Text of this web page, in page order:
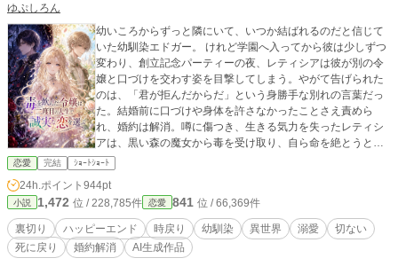
ゆぷしろん
幼いころからずっと隣にいて、いつか結ばれるのだと信じて
いた幼馴染エドガー。 けれど学園へ入ってから彼は少しずつ
変わり、創立記念パーティーの夜、レティシアは彼が別の令
嬢と口づけを交わす姿を目撃してしまう。やがて告げられた
のは、「君が拒んだからだ」という身勝手な別れの言葉だっ
た。結婚前に口づけや身体を許さなかったことさえ責めら
れ、婚約は解消。噂に傷つき、生きる気力を失ったレティシ
アは、黒い森の魔女から毒を受け取り、自ら命を絶とうとす
る。 けれど次に目を覚ましたとき、彼女は幼いころへと戻っ
ていた。 もう二度と、幼馴染に人生を預けない。そう決意し
たレティシアは、将来エドガーと結ばれる流れを少しずつ変
えていく。そして二度目の人生で、前世で傷ついた自分に唯
一優しい言葉をかけてくれた伯爵令息ルシアンと、今度こそ
最初から出会い直す。穏やかで誠実な彼は、決して急かさ
ず、傷ついた彼女の心を静かにほどいていく。 これは、恋に
恋愛 完結 ｼｮｰﾄｼｮｰﾄ
24h.ポイント 944pt
小説 1,472 位 / 228,785件 恋愛 841 位 / 66,369件
裏切り ハッピーエンド 時戻り 幼馴染 異世界 溺愛
切ない
死に戻り
婚約解消 AI生成作品